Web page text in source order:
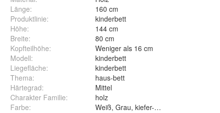
Länge:
160 cm
Produktlinie:
kinderbett
Höhe:
144 cm
Breite:
80 cm
Kopfteilhöhe:
Weniger als 16 cm
Modell:
kinderbett
Liegefläche:
kinderbett
Thema:
haus-bett
Härtegrad:
Mittel
Charakter Familie:
holz
Farbe: